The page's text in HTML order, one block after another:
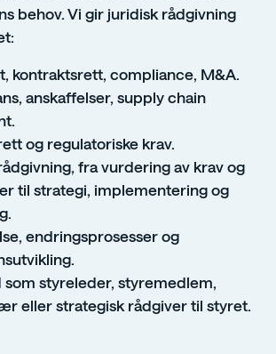
behov. Vi gir juridisk rådgivning
kontraktsrett, compliance, M&A.
anskaffelser, supply chain
og regulatoriske krav.
fra vurdering av krav og
til strategi, implementering og
endringsprosesser og
styreleder, styremedlem,
eller strategisk rådgiver til styret.